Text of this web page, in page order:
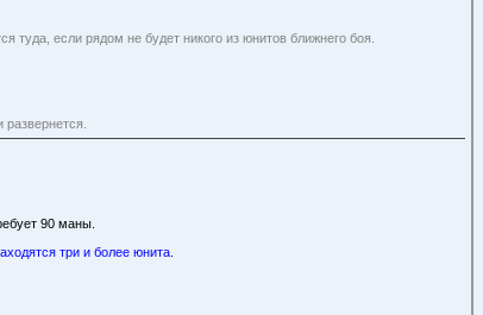
туда, если рядом не будет никого из юнитов ближнего боя.
90 маны.
три и более юнита.